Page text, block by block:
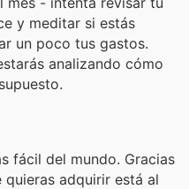
y meditar si estás
un poco tus gastos.
analizando cómo
fácil del mundo. Gracias
adquirir está al